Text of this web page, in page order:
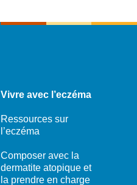
Vivre avec l’eczéma
Ressources sur
l’eczéma
Composer avec la
dermatite atopique et
la prendre en charge